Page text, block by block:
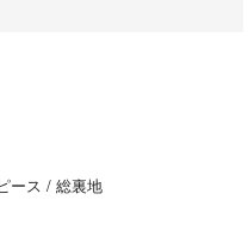
ース / 総裏地